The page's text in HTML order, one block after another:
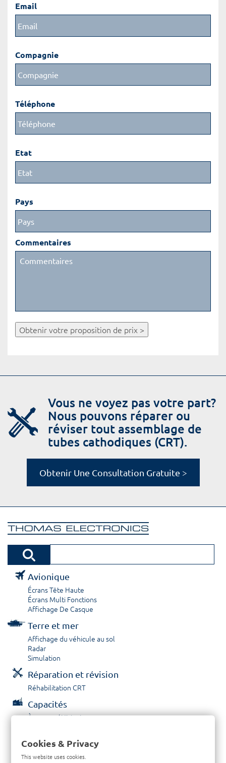
Email
Compagnie
Téléphone
Etat
Pays
Commentaires
Obtenir votre proposition de prix >
Vous ne voyez pas votre part?
Nous pouvons réparer ou
réviser tout assemblage de
tubes cathodiques (CRT).
Obtenir Une Consultation Gratuite >
Avionique
Écrans Tête Haute
Écrans Multi Fonctions
Affichage De Casque
Terre et mer
Affichage du véhicule au sol
Radar
Simulation
Réparation et révision
Réhabilitation CRT
Capacités
À propos / Historique
Contactez nous
Cookies & Privacy
This website uses cookies.